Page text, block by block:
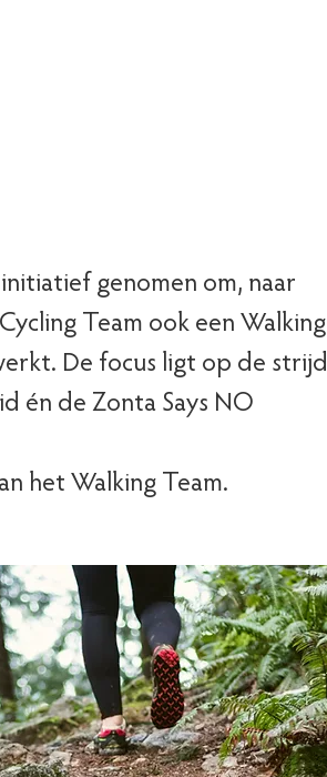
genomen om, naar
Team ook een Walking
De focus ligt op de strijd
én de Zonta Says NO
het Walking Team.